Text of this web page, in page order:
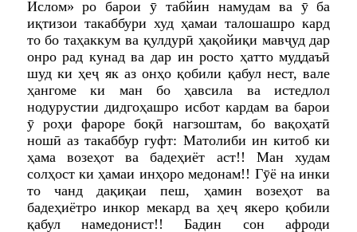
Ислом» ро барои ӯ табйин намудам ва ӯ ба
иқтизои такаббури худ ҳамаи талошашро кард
то бо таҳаккум ва қулдурӣ ҳақойиқи мавҷуд дар
онро рад кунад ва дар ин росто ҳатто муддаъӣ
шуд ки ҳеҷ як аз онҳо қобили қабул нест, вале
ҳангоме ки ман бо ҳавсила ва истедлол
нодурустии дидгоҳашро исбот кардам ва барои
ӯ роҳи фароре боқӣ нагзоштам, бо вақоҳатӣ
ношӣ аз такаббур гуфт: Матолиби ин китоб ки
ҳама возеҳот ва бадеҳиёт аст!! Ман худам
солҳост ки ҳамаи инҳоро медонам!! Гӯё на инки
то чанд дақиқаи пеш, ҳамин возеҳот ва
бадеҳиётро инкор мекард ва ҳеҷ якеро қобили
қабул намедонист!! Бадин сон афроди